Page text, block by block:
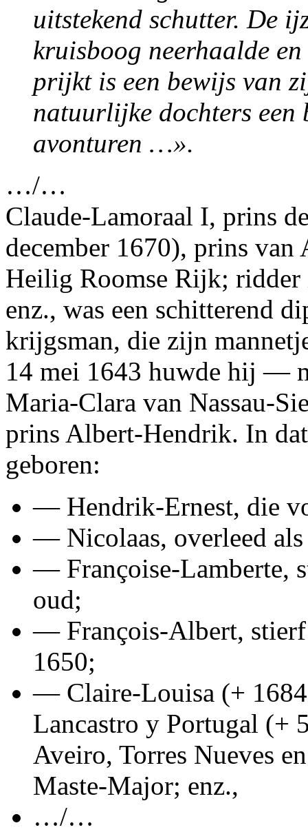
uitstekend schutter. De
kruisboog neerhaalde
prijkt is een bewijs van
natuurlijke dochters een
avonturen …».
…/…
Claude-Lamoraal I, prins
december 1670), prins
Heilig Roomse Rijk; ridder
enz., was een schitterend
krijgsman, die zijn
14 mei 1643 huwde hij —
Maria-Clara van Nassau-
prins Albert-Hendrik. In
geboren:
— Hendrik-Ernest, die
— Nicolaas, overleed
— Françoise-Lamberte,
oud;
— François-Albert,
1650;
— Claire-Louisa (+
Lancastro y Portugal (+
Aveiro, Torres Nueves
Maste-Major; enz.,
…/…